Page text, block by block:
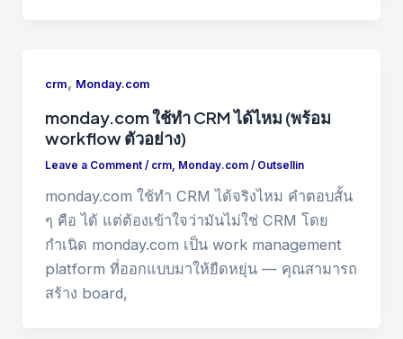
crm, Monday.com
monday.com ใช้ทำ CRM ได้ไหม (พร้อม
workflow ตัวอย่าง)
Leave a Comment / crm, Monday.com/ Outsellin
monday.com ใช้ทำ CRM ได้จริงไหม คำตอบสั้น
ๆ คือ ได้ แต่ต้องเข้าใจว่ามันไม่ใช่ CRM โดย
กำเนิด monday.com เป็น work management
platform ที่ออกแบบมาให้ยืดหยุ่น — คุณสามารถ
สร้าง board,